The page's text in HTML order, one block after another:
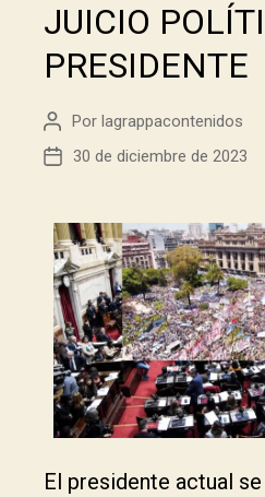
JUICIO
PRESIDENTE
Por lagrappacontenidos
30 de diciembre de 2023
El presidente actual